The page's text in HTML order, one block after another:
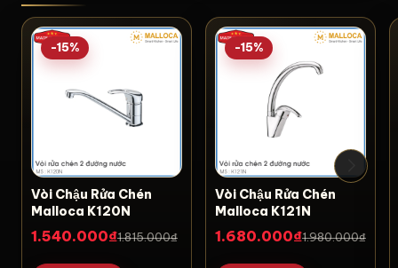
-15%
Vòi Chậu Rửa Chén
Malloca K120N
1.540.000₫1.815.000₫
-15%
Vòi Chậu Rửa Chén
Malloca K121N
1.680.000₫1.980.000₫